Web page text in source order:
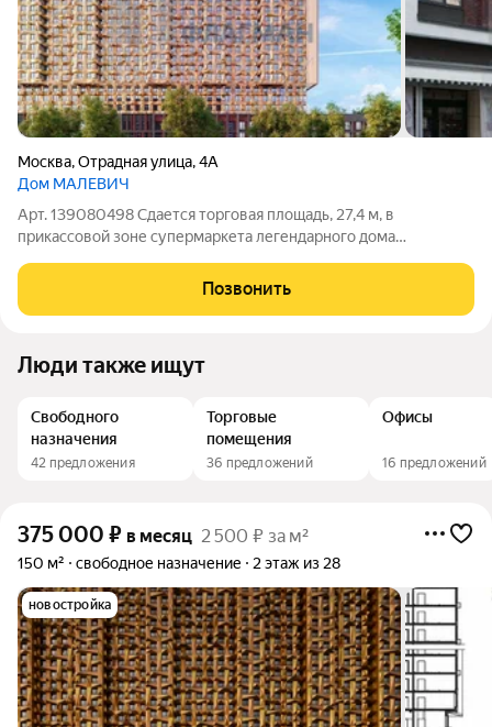
Москва,Отрадная улица,4А
Дом МАЛЕВИЧ
Арт. 139080498 Сдается торговая площадь, 27,4 м, в
прикaсcовой зoне супермаркета легендарного дома
Площадь: 27,4 м Этаж: 1 из 28 Помещение: Свободно Срок
ввода ЖК в эксплуатацию 4 квартал 2025г.
Позвонить
Люди также ищут
Свободного
назначения
42 предложения
Торговые
помещения
36 предложений
Офисы
16 предложений
375 000 ₽ в месяц 2 500 ₽ за м²
150 м² свободное назначение 2 этаж из 28
новостройка